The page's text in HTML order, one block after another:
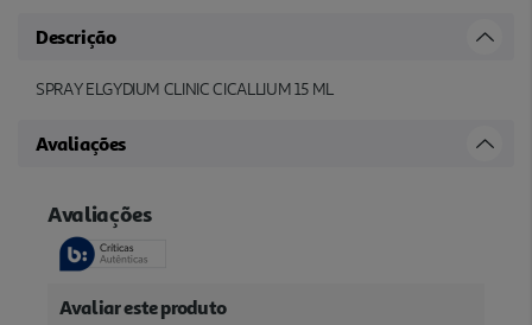
Descrição
SPRAY ELGYDIUM CLINIC CICALLIUM 15 ML
Avaliações